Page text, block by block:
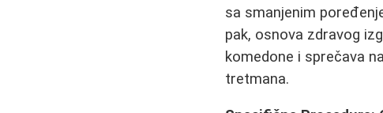
sa smanjenim
pak, osnova zdravog
komedone i sprečava
tretmana.